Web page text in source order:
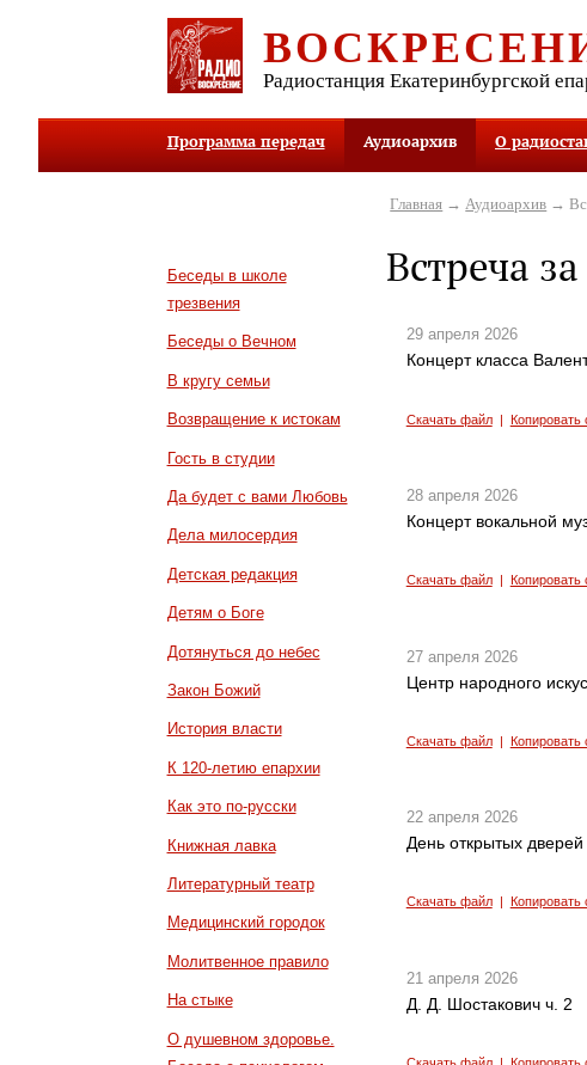
Радиостанция Екатеринбургской
Программа передач Аудиоархив О
Беседы в школе
трезвения
Беседы о Вечном
В кругу семьи
Возвращение к истокам
Гость в студии
Да будет с вами Любовь
Дела милосердия
Детская редакция
Детям о Боге
Дотянуться до небес
Закон Божий
История власти
К 120-летию епархии
Как это по-русски
Книжная лавка
Литературный театр
Медицинский городок
Молитвенное правило
На стыке
О душевном здоровье.
Главная → Аудиоархив →
Встреча
29 апреля 2026
Концерт класса
Скачать файл| Копировать
28 апреля 2026
Концерт вокальной
Скачать файл| Копировать
27 апреля 2026
Центр народного
Скачать файл| Копировать
22 апреля 2026
День открытых
Скачать файл| Копировать
21 апреля 2026
Д. Д. Шостакович ч. 2